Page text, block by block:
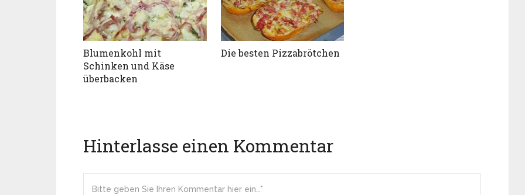
Blumenkohl mit
Schinken und Käse
überbacken
Die besten Pizzabrötchen
Hinterlasse einen Kommentar